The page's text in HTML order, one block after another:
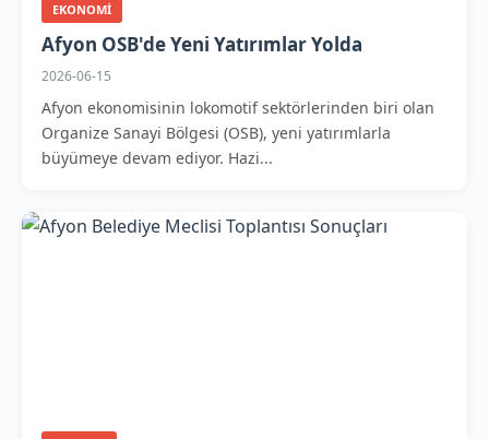
EKONOMI
Afyon OSB'de Yeni Yatırımlar Yolda
2026-06-15
Afyon ekonomisinin lokomotif sektörlerinden biri olan
Organize Sanayi Bölgesi (OSB), yeni yatırımlarla
büyümeye devam ediyor. Hazi...